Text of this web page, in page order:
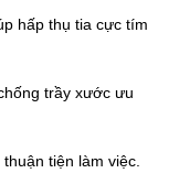
hấp thụ tia cực tím
trầy xước ưu
tiện làm việc.